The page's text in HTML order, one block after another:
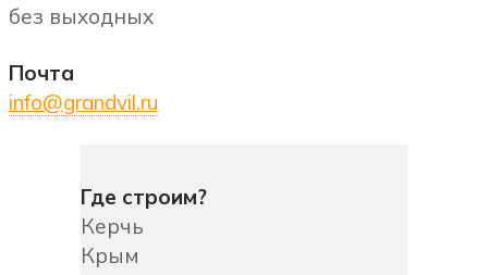
без выходных
Почта
info@grandvil.ru
Где строим?
Керчь
Крым